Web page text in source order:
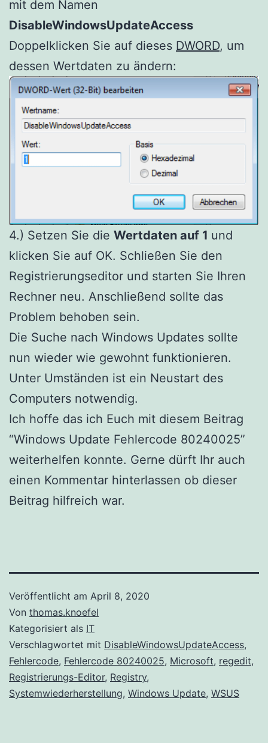
mit dem Namen
DisableWindowsUpdateAccess
Doppelklicken Sie auf dieses DWORD, um
dessen Wertdaten zu ändern:
4.) Setzen Sie die Wertdaten auf 1 und
klicken Sie auf OK. Schließen Sie den
Registrierungseditor und starten Sie Ihren
Rechner neu. Anschließend sollte das
Problem behoben sein.
Die Suche nach Windows Updates sollte
nun wieder wie gewohnt funktionieren.
Unter Umständen ist ein Neustart des
Computers notwendig.
Ich hoffe das ich Euch mit diesem Beitrag
“Windows Update Fehlercode 80240025”
weiterhelfen konnte. Gerne dürft Ihr auch
einen Kommentar hinterlassen ob dieser
Beitrag hilfreich war.
Veröffentlicht am April 8, 2020
Von thomas.knoefel
Kategorisiert als IT
Verschlagwortet mit DisableWindowsUpdateAccess,
Fehlercode, Fehlercode 80240025, Microsoft, regedit,
Registrierungs-Editor, Registry,
Systemwiederherstellung, Windows Update, WSUS